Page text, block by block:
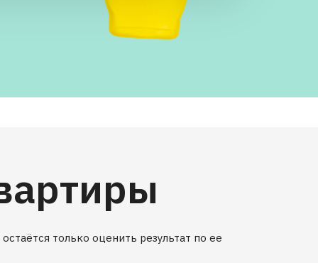
только оценить результат по ее